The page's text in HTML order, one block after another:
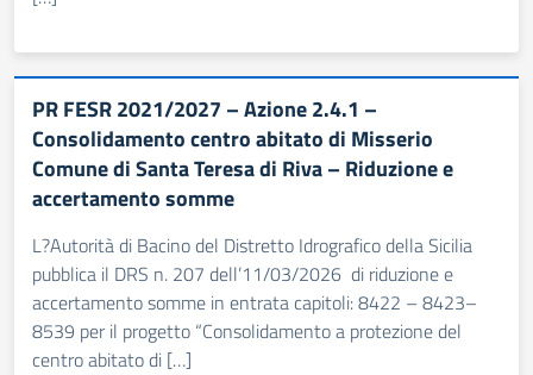
PR FESR 2021/2027 – Azione 2.4.1 –
Consolidamento centro abitato di Misserio
Comune di Santa Teresa di Riva – Riduzione e
accertamento somme
L?Autorità di Bacino del Distretto Idrografico della Sicilia
pubblica il DRS n. 207 dell’11/03/2026 di riduzione e
accertamento somme in entrata capitoli: 8422 – 8423–
8539 per il progetto “Consolidamento a protezione del
centro abitato di […]